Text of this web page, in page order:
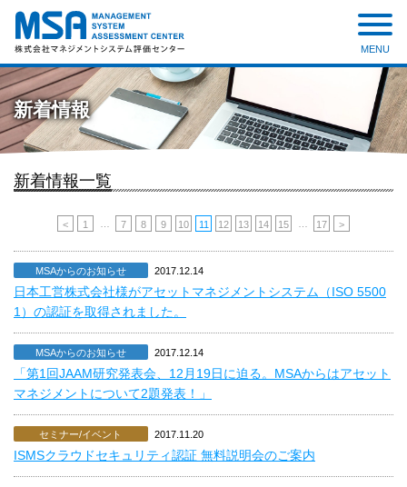
株式会社 マネジメントシステ
ム評価センター
MENU
新着情報
新着情報一覧
< 1 7 8 9 10 11 12 13 14 15 17 >
MSAからのお知らせ 2017.12.14
日本工営株式会社様がアセットマネジメントシステム（ISO 5500
1）の認証を取得されました。
MSAからのお知らせ 2017.12.14
「第1回JAAM研究発表会、12月19日に迫る。MSAからはアセット
マネジメントについて2題発表！」
セミナー/イベント 2017.11.20
ISMSクラウドセキュリティ認証 無料説明会のご案内